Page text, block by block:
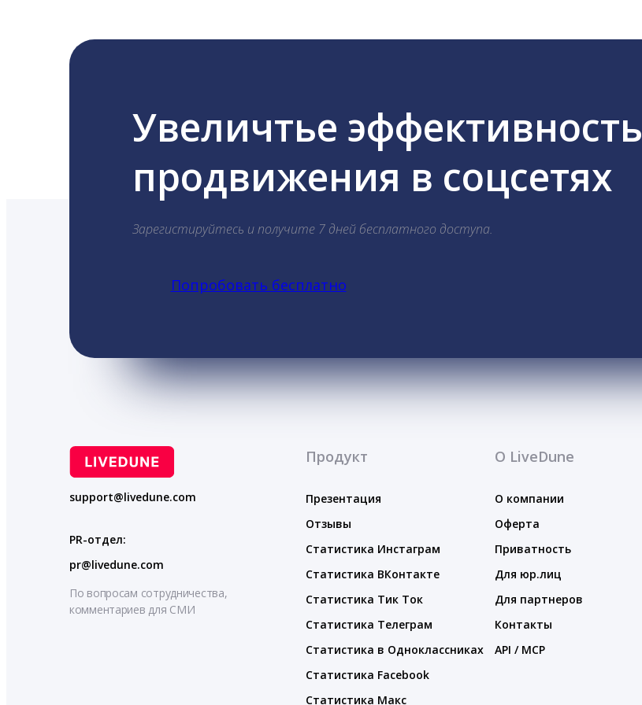
Увеличтье эффективность
продвижения в соцсетях
Зарегистируйтесь и получите 7 дней бесплатного доступа.
Попробовать бесплатно
support@livedune.com
PR-отдел:
pr@livedune.com
По вопросам сотрудничества,
комментариев для СМИ
Продукт
Презентация
Отзывы
Статистика Инстаграм
Статистика ВКонтакте
Статистика Тик Ток
Статистика Телеграм
Статистика в Одноклассниках
Статистика Facebook
Статистика Макс
О LiveDune
О компании
Оферта
Приватность
Для юр.лиц
Для партнеров
Контакты
API / MCP